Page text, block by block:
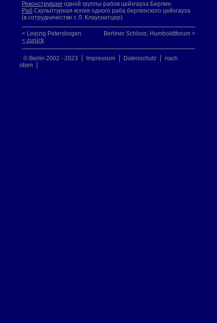
Реконструкция одной группы рабов цейхгауза Берлин
РабСкульптурная копия одного раба берлинского цейхгауза
(в сотрудничестве с Л. Клауснитцер)
Berliner Schloss, Humboldtforum >
< Leipzig Petersbogen
< zurück
© Berlin 2002 - 2023 Impressum Datenschutz
nach
oben